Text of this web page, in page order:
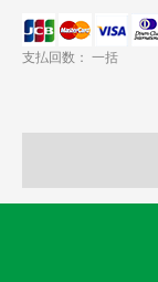
支払回数： 一括